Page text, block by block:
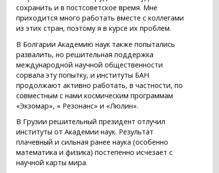
сохранить и в постсоветское время. Мне
приходится много работать вместе с коллегами
из этих стран, поэтому я в курсе их проблем.
В Болгарии Академию наук также попытались
развалить, но решительная поддержка
международной научной общественности
сорвала эту попытку, и институты БАН
продолжают активно работать, в частности, по
совместным с нами космическим программам
«Экзомар», « Резонанс» и «Люлин».
В Грузии решительный президент отлучил
институты от Академии наук. Результат
плачевный и сильная ранее наука (особенно
математика и физика) постепенно исчезает с
научной карты мира.